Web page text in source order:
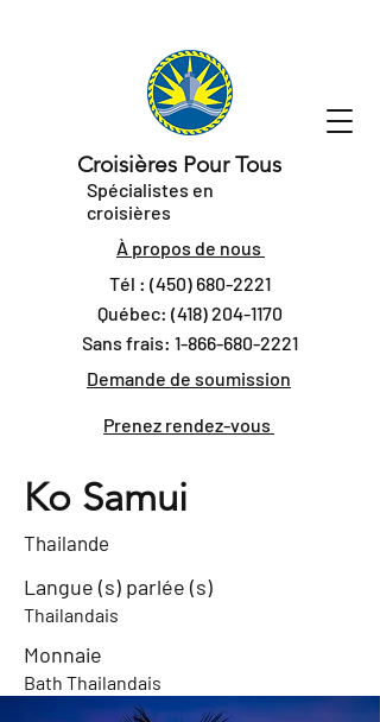
Croisières Pour Tous
Spécialistes en
croisières
À propos de nous
Tél : (450) 680-2221
Québec: (418) 204-1170
Sans frais: 1-866-680-2221
Demande de soumission
Prenez rendez-vous
Ko Samui
Thailande
Langue (s) parlée (s)
Thailandais
Monnaie
Bath Thailandais